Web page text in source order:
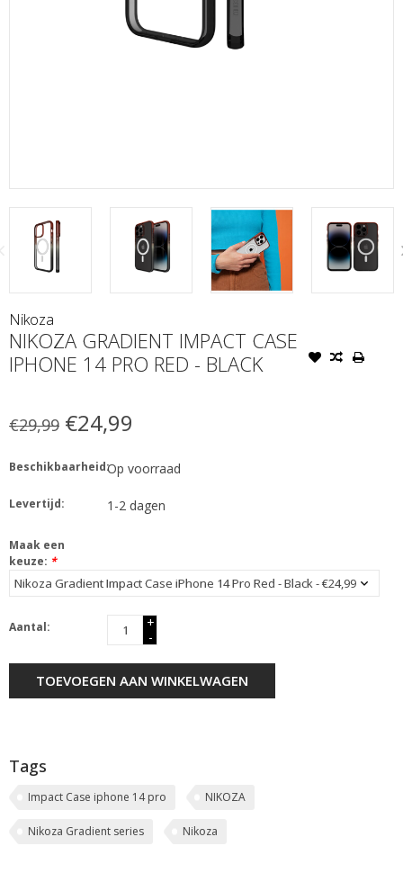
Nikoza
NIKOZA GRADIENT IMPACT CASE
IPHONE 14 PRO RED - BLACK
€29,99 €24,99
Beschikbaarheid:Op voorraad
Levertijd: 1-2 dagen
Maak een
keuze: *
Aantal:
+
-
TOEVOEGEN AAN WINKELWAGEN
Tags
Impact Case iphone 14 pro NIKOZA
Nikoza Gradient series Nikoza